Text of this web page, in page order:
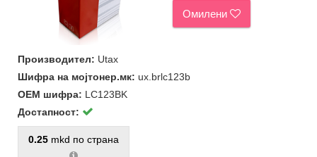
Омилени
Производител: Utax
Шифра на мојтонер.мк: ux.brlc123b
ОЕМ шифра: LC123BK
Достапност:
0.25 mkd по страна